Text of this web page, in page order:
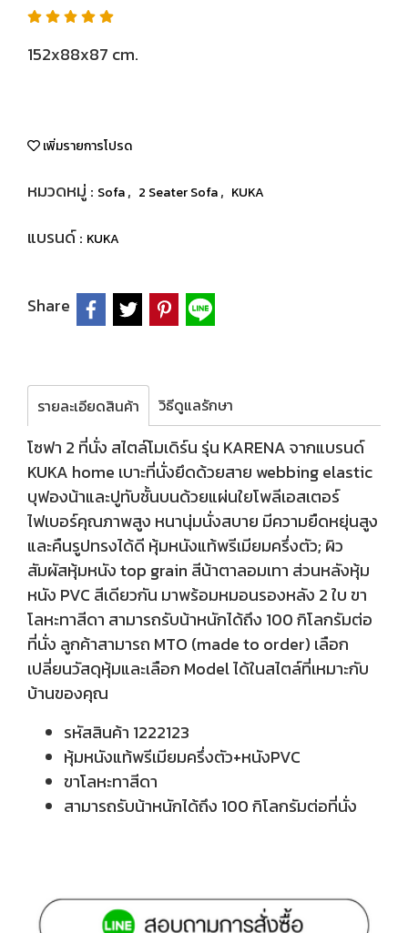
152x88x87 cm.
เพิ่มรายการโปรด
หมวดหมู่ : Sofa, 2 Seater Sofa, KUKA
แบรนด์ : KUKA
Share
รายละเอียดสินค้า วิธีดูแลรักษา
โซฟา 2 ที่นั่ง สไตล์โมเดิร์น รุ่น KARENA จากแบรนด์
KUKA home เบาะที่นั่งยึดด้วยสาย webbing elastic
บุฟองน้าและปูทับชั้นบนด้วยแผ่นใยโพลีเอสเตอร์
ไฟเบอร์คุณภาพสูง หนานุ่มนั่งสบาย มีความยืดหยุ่นสูง
และคืนรูปทรงได้ดี หุ้มหนังแท้พรีเมียมครึ่งตัว; ผิว
สัมผัสหุ้มหนัง top grain สีน้าตาลอมเทา ส่วนหลังหุ้ม
หนัง PVC สีเดียวกัน มาพร้อมหมอนรองหลัง 2 ใบ ขา
โลหะทาสีดา สามารถรับน้าหนักได้ถึง 100 กิโลกรัมต่อ
ที่นั่ง ลูกค้าสามารถ MTO (made to order) เลือก
เปลี่ยนวัสดุหุ้มและเลือก Model ได้ในสไตล์ที่เหมาะกับ
บ้านของคุณ
รหัสสินค้า 1222123
หุ้มหนังแท้พรีเมียมครึ่งตัว+หนังPVC
ขาโลหะทาสีดา
สามารถรับน้าหนักได้ถึง 100 กิโลกรัมต่อที่นั่ง